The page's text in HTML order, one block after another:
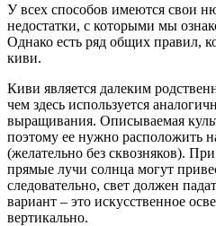
У всех способов имеются свои
недостатки, с которыми мы
Однако есть ряд общих правил,
киви.
Киви является далеким
чем здесь используется
выращивания. Описываемая
поэтому ее нужно расположить
(желательно без сквозняков).
прямые лучи солнца могут
следовательно, свет должен
вариант – это искусственное
вертикально.